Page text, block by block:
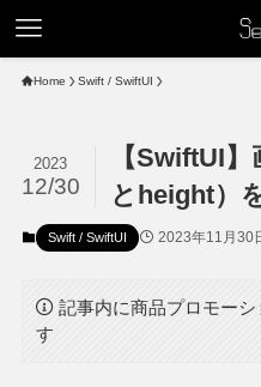
Home Swift / SwiftUI
【SwiftUI
とheight）
2023
12/30
Swift / SwiftUI 2023年11月30
記事内に商品プロモー
す